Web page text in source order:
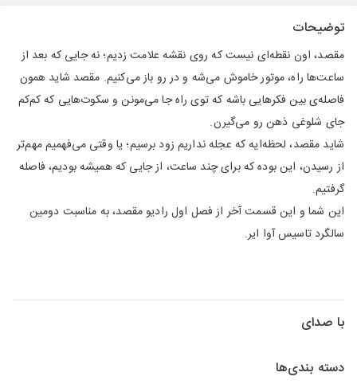
توضیحات
مقصد، اون نقطه‌ای نیست که روی نقشه علامت زدیم؛ نه جایی که بعد از
ساعت‌ها راه، موتور خاموش می‌شه و در رو باز می‌کنیم. مقصد شاید همون
فاصله‌ی بین فکرهایی باشه که توی راه جا می‌مونن و سکوت‌هایی که کم‌کم
جای شلوغی ذهن رو می‌گیرن.
شاید مقصد، لحظه‌ایه که عجله نداریم زود برسیم؛ یا وقتی می‌فهمیم مهم‌تر
از رسیدن، این بوده که برای چند ساعت، از جایی که همیشه بودیم، فاصله
گرفتیم.
این شما و این قسمت آخر از فصل اول رادیو مقصد، به مناسبت دومین
سالگرد تاسیس آوا ایر.
با صدای
دسته بندی‌ها